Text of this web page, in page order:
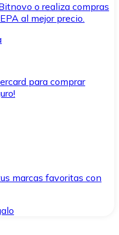
o realiza compras
al mejor precio.
para comprar
marcas favoritas con